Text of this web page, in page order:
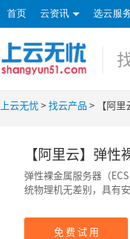
首页 云资讯 选云服
上云无忧>找云产品 > 【阿里
【阿里云】弹性
弹性裸金属服务器（
统物理机无差别，具有
免 费 试 用